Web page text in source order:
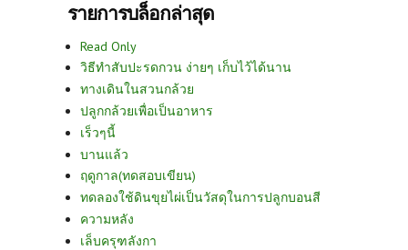
รายการบล็อกล่าสุด
Read Only
วิธีทำสับปะรดกวน ง่ายๆ เก็บไว้ได้นาน
ทางเดินในสวนกล้วย
ปลูกกล้วยเพื่อเป็นอาหาร
เร็วๆนี้
บานแล้ว
ฤดูกาล(ทดสอบเขียน)
ทดลองใช้ดินขุยไผ่เป็นวัสดุในการปลูกบอนสี
ความหลัง
เล็บครุฑลังกา